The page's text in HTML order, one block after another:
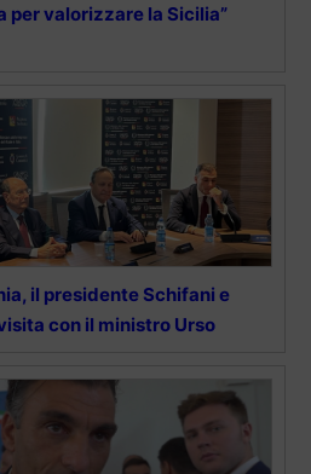
per valorizzare la Sicilia”
il presidente Schifani e
con il ministro Urso